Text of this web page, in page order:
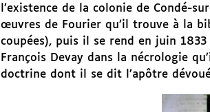
l’existence de la colonie de Condé-
œuvres de Fourier qu’il trouve à la
coupées), puis il se rend en juin
François Devay dans la nécrologie
doctrine dont il se dit l’apôtre